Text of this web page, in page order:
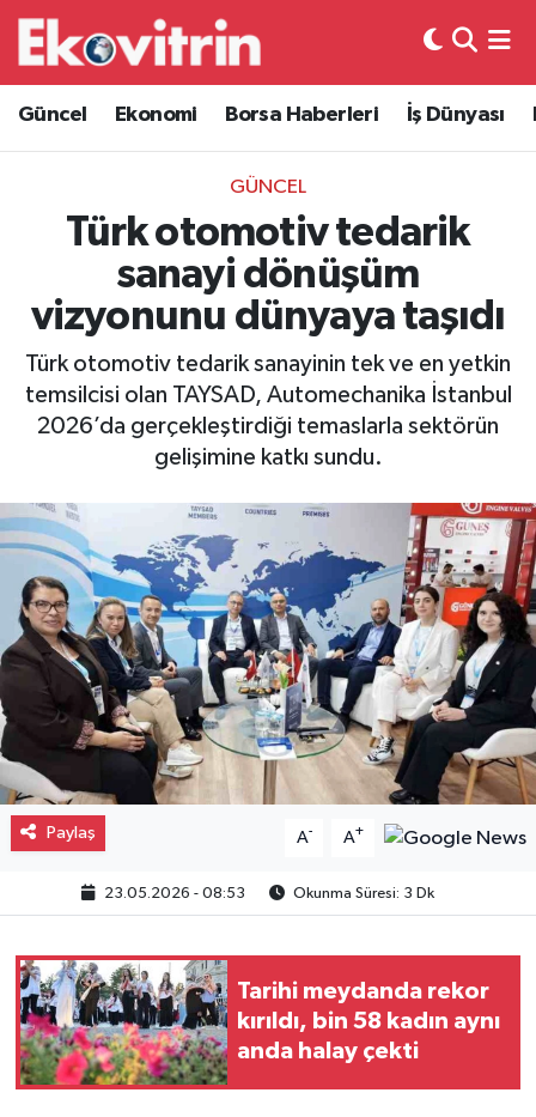
Güncel Ekonomi Borsa Haberleri İş Dünyası
GÜNCEL
Türk otomotiv tedarik
sanayi dönüşüm
vizyonunu dünyaya taşıdı
Türk otomotiv tedarik sanayinin tek ve en yetkin
temsilcisi olan TAYSAD, Automechanika İstanbul
2026’da gerçekleştirdiği temaslarla sektörün
gelişimine katkı sundu.
Paylaş A- A+
23.05.2026 - 08:53 Okunma Süresi: 3 Dk
Tarihi meydanda rekor
kırıldı, bin 58 kadın aynı
anda halay çekti
Güncel
Ekonomi
Borsa Haberleri
İş Dünyası
Lojistik
Otovitrin
Magazin
Gayrimenkul
Spor
Eğitim
Hava Durumu
Trafik Durumu
Süper Lig Puan Durumu ve Fikstür
Tüm Manşetler
Son Dakika Haberleri
Haber Arşivi